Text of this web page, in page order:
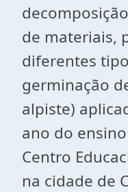
de materiais,
diferentes
germinação
alpiste)
ano do
Centro
na cidade de